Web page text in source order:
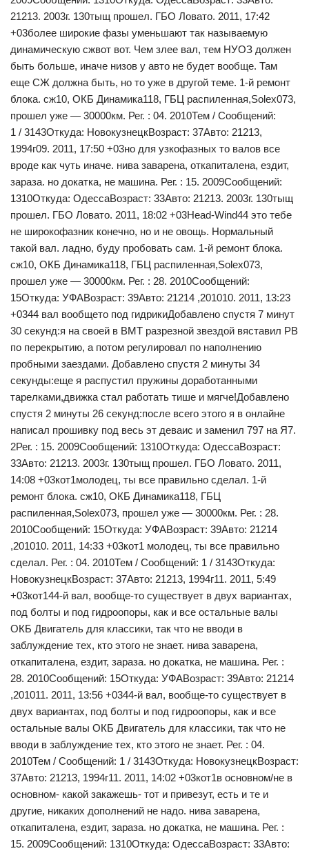
21213. 2003г. 130тыщ прошел. ГБО Ловато. 2011, 17:42
+03более широкие фазы уменьшают так называемую
динамическую сжвот вот. Чем злее вал, тем НУОЗ должен
быть больше, иначе низов у авто не будет вообще. Там
еще СЖ должна быть, но то уже в другой теме. 1-й ремонт
блока. сж10, ОКБ Динамика118, ГБЦ распиленная,Solex073,
прошел уже — 30000км. Рег. : 04. 2010Тем / Сообщений:
1 / 3143Откуда: НовокузнецкВозраст: 37Авто: 21213,
1994г09. 2011, 17:50 +03но для узкофазных то валов все
вроде как чуть иначе. нива заварена, откапиталена, ездит,
зараза. но докатка, не машина. Рег. : 15. 2009Сообщений:
1310Откуда: ОдессаВозраст: 33Авто: 21213. 2003г. 130тыщ
прошел. ГБО Ловато. 2011, 18:02 +03Head-Wind44 это тебе
не широкофазник конечно, но и не овощь. Нормальный
такой вал. ладно, буду пробовать сам. 1-й ремонт блока.
сж10, ОКБ Динамика118, ГБЦ распиленная,Solex073,
прошел уже — 30000км. Рег. : 28. 2010Сообщений:
15Откуда: УФАВозраст: 39Авто: 21214 ,201010. 2011, 13:23
+0344 вал вообщето под гидрикиДобавлено спустя 7 минут
30 секунд:я на своей в ВМТ разрезной звездой вяставил РВ
по перекрытию, а потом регулировал по наполнению
пробными заездами. Добавлено спустя 2 минуты 34
секунды:еще я распустил пружины доработанными
тарелками,движка стал работать тише и мягче!Добавлено
спустя 2 минуты 26 секунд:после всего этого я в онлайне
написал прошивку под весь эт деваис и заменил 797 на Я7.
2Рег. : 15. 2009Сообщений: 1310Откуда: ОдессаВозраст:
33Авто: 21213. 2003г. 130тыщ прошел. ГБО Ловато. 2011,
14:08 +03кот1молодец, ты все правильно сделал. 1-й
ремонт блока. сж10, ОКБ Динамика118, ГБЦ
распиленная,Solex073, прошел уже — 30000км. Рег. : 28.
2010Сообщений: 15Откуда: УФАВозраст: 39Авто: 21214
,201010. 2011, 14:33 +03кот1 молодец, ты все правильно
сделал. Рег. : 04. 2010Тем / Сообщений: 1 / 3143Откуда:
НовокузнецкВозраст: 37Авто: 21213, 1994г11. 2011, 5:49
+03кот144-й вал, вообще-то существует в двух вариантах,
под болты и под гидроопоры, как и все остальные валы
ОКБ Двигатель для классики, так что не вводи в
заблуждение тех, кто этого не знает. нива заварена,
откапиталена, ездит, зараза. но докатка, не машина. Рег. :
28. 2010Сообщений: 15Откуда: УФАВозраст: 39Авто: 21214
,201011. 2011, 13:56 +0344-й вал, вообще-то существует в
двух вариантах, под болты и под гидроопоры, как и все
остальные валы ОКБ Двигатель для классики, так что не
вводи в заблуждение тех, кто этого не знает. Рег. : 04.
2010Тем / Сообщений: 1 / 3143Откуда: НовокузнецкВозраст:
37Авто: 21213, 1994г11. 2011, 14:02 +03кот1в основном/не в
основном- какой закажешь- тот и привезут, есть и те и
другие, никаких дополнений не надо. нива заварена,
откапиталена, ездит, зараза. но докатка, не машина. Рег. :
15. 2009Сообщений: 1310Откуда: ОдессаВозраст: 33Авто: